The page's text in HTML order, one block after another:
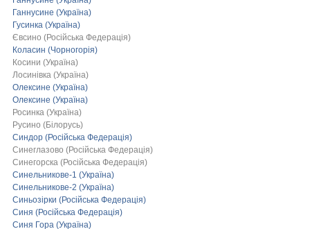
Ганнусине (Україна)
Гусинка (Україна)
Євсино (Російська Федерація)
Коласин (Чорногорія)
Косини (Україна)
Лосинівка (Україна)
Олексине (Україна)
Олексине (Україна)
Росинка (Україна)
Русино (Білорусь)
Синдор (Російська Федерація)
Синеглазово (Російська Федерація)
Синегорска (Російська Федерація)
Синельникове-1 (Україна)
Синельникове-2 (Україна)
Синьозірки (Російська Федерація)
Синя (Російська Федерація)
Синя Гора (Україна)